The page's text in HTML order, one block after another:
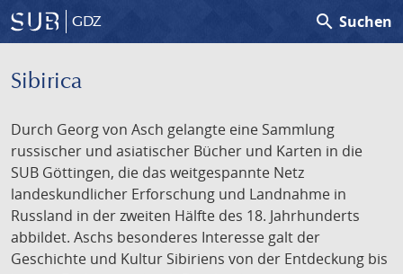
GDZ search Suchen
Sibirica
Durch Georg von Asch gelangte eine Sammlung
russischer und asiatischer Bücher und Karten in die
SUB Göttingen, die das weitgespannte Netz
landeskundlicher Erforschung und Landnahme in
Russland in der zweiten Hälfte des 18. Jahrhunderts
abbildet. Aschs besonderes Interesse galt der
Geschichte und Kultur Sibiriens von der Entdeckung bis